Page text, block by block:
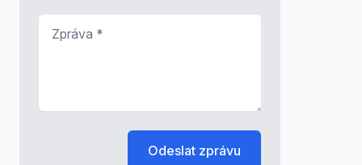
Odeslat zprávu